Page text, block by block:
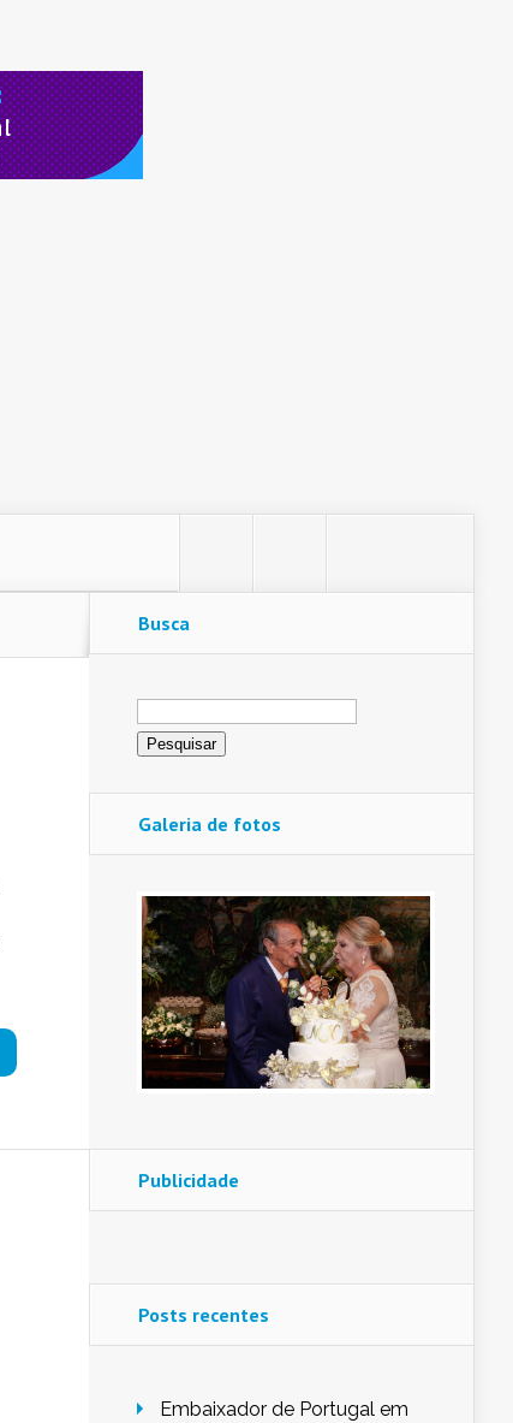
Busca
Pesquisar
por:
Galeria de fotos
Publicidade
Posts recentes
Embaixador de Portugal em